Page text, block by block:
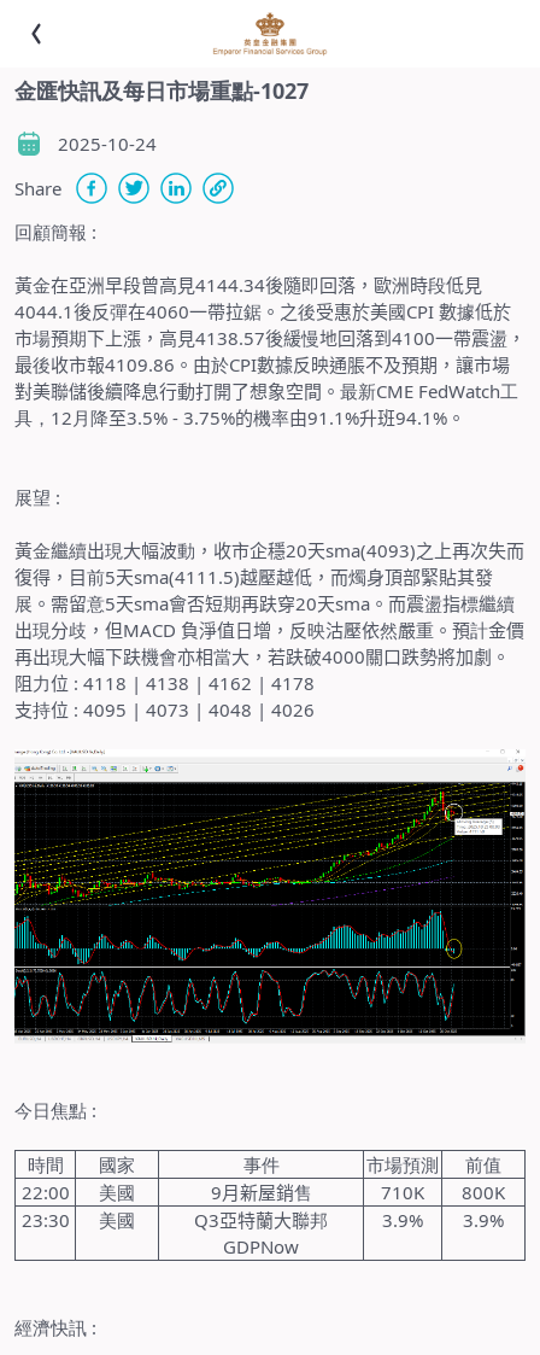
金匯快訊及每日市場重點-1027
2025-10-24
Share
回顧簡報 :
黃金在亞洲早段曾高見4144.34後隨即回落，歐洲時段低見
4044.1後反彈在4060一帶拉鋸 。之後受惠於美國CPI 數據低於
市場預期下上漲，高見4138.57後緩慢地回落到4100一帶震盪 ，
最後收市報4109.86 。由於CPI數據反映通脹不及預期，讓市場
對美聯儲後續降息行動打開了想象空間。 最新CME FedWatch工
具， 12月降至3.5% - 3.75%的機率由91.1%升班94.1% 。
展望 :
黃金繼續出現大幅波動 ，收市企穩20天sma(4093)之上再次失而
復得，目前5天sma(4111.5)越壓越低，而燭身頂部緊貼其發
展 。需留意5天sma會否短期再趺穿20天sma 。而震盪指標繼續
出現分歧 ，但MACD 負淨值日增，反映沽壓依然嚴重 。預計金價
再出現大幅下趺機會亦相當大，若趺破4000關口跌勢將加劇。
阻力位 : 4118 | 4138 | 4162 | 4178
支持位 : 4095 | 4073 | 4048 | 4026
今日焦點 :
時間 國家 事件 市場預測
前值
22:00
美國 9月新屋銷售 710K
800K
23:30
美國 Q3亞特蘭大聯邦
GDPNow
3.9% 3.9%
經濟快訊 :